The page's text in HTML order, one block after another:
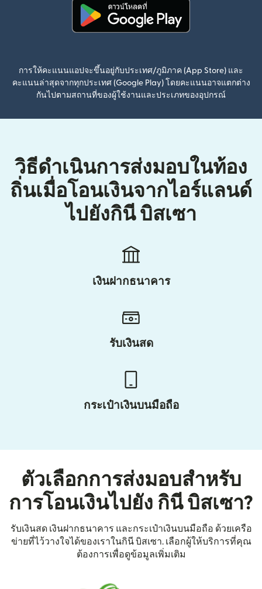
การให้คะแนนแอปจะขึ้นอยู่กับประเทศ/ภูมิภาค (App Store) และ
คะแนนล่าสุดจากทุกประเทศ (Google Play) โดยคะแนนอาจแตกต่าง
กันไปตามสถานที่ของผู้ใช้งานและประเภทของอุปกรณ์
วิธีดำเนินการส่งมอบในท้อง
ถิ่นเมื่อโอนเงินจากไอร์แลนด์
ไปยังกินี บิสเซา
เงินฝากธนาคาร
รับเงินสด
กระเป๋าเงินบนมือถือ
ตัวเลือกการส่งมอบสำหรับ
การโอนเงินไปยัง กินี บิสเซา?
รับเงินสด เงินฝากธนาคาร และกระเป๋าเงินบนมือถือ ด้วยเครือ
ข่ายที่ไว้วางใจได้ของเราในกินี บิสเซา. เลือกผู้ให้บริการที่คุณ
ต้องการเพื่อดูข้อมูลเพิ่มเติม